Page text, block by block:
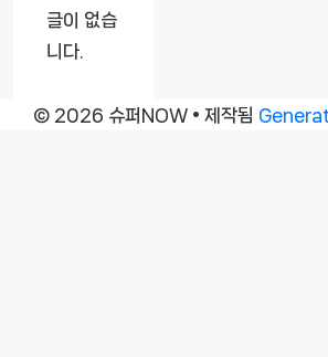
글이 없습
니다.
© 2026 슈퍼NOW • 제작됨